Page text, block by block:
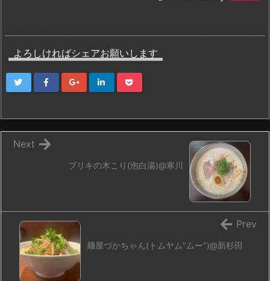
よろしければシェアお願いします
ブリキの木こり(泡白湯)@寒川
Next
麺屋づかちゃん(トムヤム"ムー")@新杉田
Prev